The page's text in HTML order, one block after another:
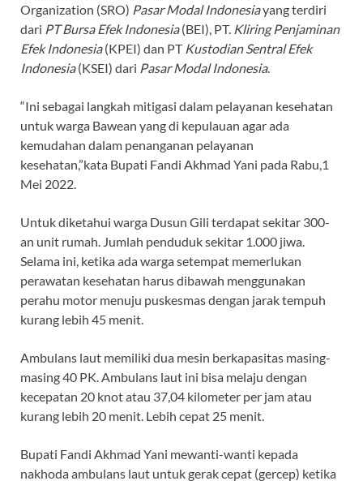
Organization (SRO) Pasar Modal Indonesiayang terdiri
dari PT Bursa Efek Indonesia(BEI), PT. Kliring Penjaminan
Efek Indonesia(KPEI) dan PT Kustodian Sentral Efek
Indonesia(KSEI) dari Pasar Modal Indonesia.
“Ini sebagai langkah mitigasi dalam pelayanan kesehatan
untuk warga Bawean yang di kepulauan agar ada
kemudahan dalam penanganan pelayanan
kesehatan,”kata Bupati Fandi Akhmad Yani pada Rabu,1
Mei 2022.
Untuk diketahui warga Dusun Gili terdapat sekitar 300-
an unit rumah. Jumlah penduduk sekitar 1.000 jiwa.
Selama ini, ketika ada warga setempat memerlukan
perawatan kesehatan harus dibawah menggunakan
perahu motor menuju puskesmas dengan jarak tempuh
kurang lebih 45 menit.
Ambulans laut memiliki dua mesin berkapasitas masing-
masing 40 PK. Ambulans laut ini bisa melaju dengan
kecepatan 20 knot atau 37,04 kilometer per jam atau
kurang lebih 20 menit. Lebih cepat 25 menit.
Bupati Fandi Akhmad Yani mewanti-wanti kepada
nakhoda ambulans laut untuk gerak cepat (gercep) ketika